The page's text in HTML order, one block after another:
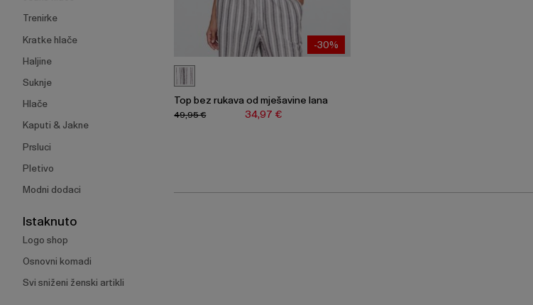
Trenirke
Kratke hlače
Haljine
Suknje
Hlače
Kaputi & Jakne
Prsluci
Pletivo
Modni dodaci
Istaknuto
Logo shop
Osnovni komadi
Svi sniženi ženski artikli
-30%
Top bez rukava od mješavine lana
34,97 €
49,95 €